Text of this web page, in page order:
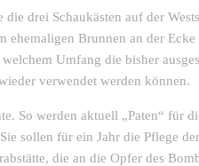
drei Schaukästen auf der
Brunnen an der Ecke
Umfang die bisher
verwendet werden können.
So werden aktuell „Paten“ für
sollen für ein Jahr die Pflege
die an die Opfer des